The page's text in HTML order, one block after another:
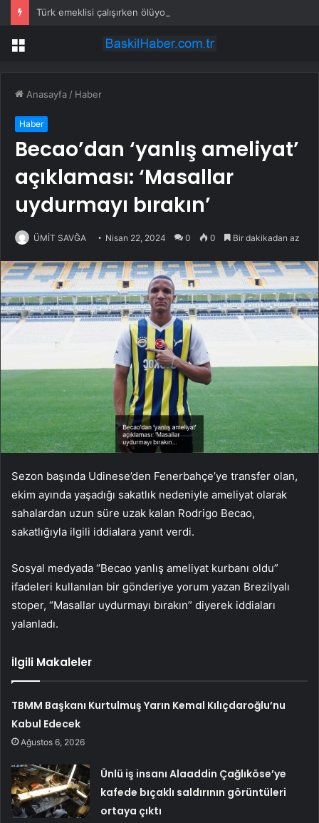
Türk emeklisi çalışırken ölüyor
Menü
Anasayfa / Haber
Haber
Becao’dan ‘yanlış ameliyat’
açıklaması: ‘Masallar
uydurmayı bırakın’
ÜMİT SAVĞA Nisan 22, 2024 0 0 Bir dakikadan az
Sezon başında Udinese’den Fenerbahçe’ye transfer olan,
ekim ayında yaşadığı sakatlık nedeniyle ameliyat olarak
sahalardan uzun süre uzak kalan Rodrigo Becao,
sakatlığıyla ilgili iddialara yanıt verdi.
Sosyal medyada “Becao yanlış ameliyat kurbanı oldu”
ifadeleri kullanılan bir gönderiye yorum yazan Brezilyalı
stoper, “Masallar uydurmayı bırakın” diyerek iddiaları
yalanladı.
İlgili Makaleler
TBMM Başkanı Kurtulmuş Yarın Kemal Kılıçdaroğlu’nu
Kabul Edecek
Ağustos 6, 2026
Ünlü iş insanı Alaaddin Çağlıköse’ye
kafede bıçaklı saldırının görüntüleri
ortaya çıktı